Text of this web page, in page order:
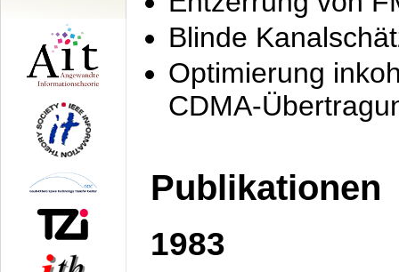
Blinde
Optimierung
CDMA-
Publikationen
1983